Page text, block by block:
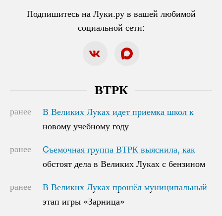
Подпишитесь на Луки.ру в вашей любимой
социальной сети:
ВТРК
ранее
В Великих Луках идет приемка школ к
новому учебному году
В Великих Луках идет приемка школ к
новому учебному году
ранее
Cъемочная группа ВТРК выяснила, как
обстоят дела в Великих Луках с бензином
Cъемочная группа ВТРК выяснила, как
обстоят дела в Великих Луках с бензином
ранее
В Великих Луках прошёл муниципальный
этап игры «Зарница»
В Великих Луках прошёл муниципальный
этап игры «Зарница»